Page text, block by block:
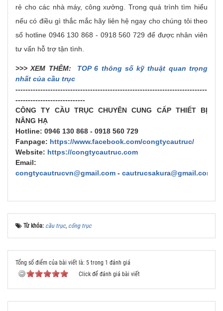
rẻ cho các nhà máy, công xưởng. Trong quá trình tìm hiểu
nếu có điều gì thắc mắc hãy liên hệ ngay cho chúng tôi theo
số hotline 0946 130 868 - 0918 560 729 để được nhân viên
tư vấn hỗ trợ tận tình.
>>> XEM THÊM: TOP 6 thông số kỹ thuật quan trọng
nhất của cầu trục
-----------------------------------------------------------------------------
----------------------------
CÔNG TY CẦU TRỤC CHUYÊN CUNG CẤP THIẾT BỊ
NÂNG HẠ
Hotline: 0946 130 868 - 0918 560 729
Fanpage: https://www.facebook.com/congtycautruc/
Website: https://congtycautruc.com
Email:
congtycautrucvn@gmail.com - cautrucsakura@gmail.com
Từ khóa: cầu trục, cổng trục
Tổng số điểm của bài viết là: 5 trong 1 đánh giá
Click để đánh giá bài viết